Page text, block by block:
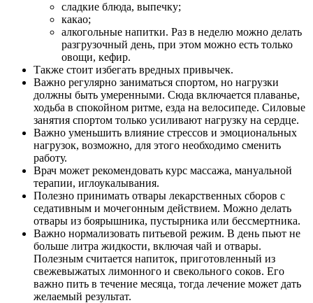
сладкие блюда, выпечку;
какао;
алкогольные напитки. Раз в неделю можно делать
разгрузочный день, при этом можно есть только
овощи, кефир.
Также стоит избегать вредных привычек.
Важно регулярно заниматься спортом, но нагрузки
должны быть умеренными. Сюда включается плаванье,
ходьба в спокойном ритме, езда на велосипеде. Силовые
занятия спортом только усиливают нагрузку на сердце.
Важно уменьшить влияние стрессов и эмоциональных
нагрузок, возможно, для этого необходимо сменить
работу.
Врач может рекомендовать курс массажа, мануальной
терапии, иглоукалывания.
Полезно принимать отвары лекарственных сборов с
седативным и мочегонным действием. Можно делать
отвары из боярышника, пустырника или бессмертника.
Важно нормализовать питьевой режим. В день пьют не
больше литра жидкости, включая чай и отвары.
Полезным считается напиток, приготовленный из
свежевыжатых лимонного и свекольного соков. Его
важно пить в течение месяца, тогда лечение может дать
желаемый результат.